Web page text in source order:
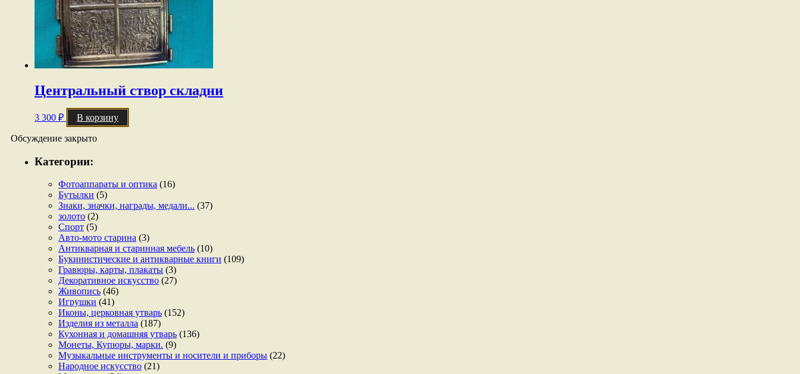
Центральный створ складни
3 300 ₽ В корзину
Обсуждение закрыто
Категории:
Фотоаппараты и оптика (16)
Бутылки (5)
Знаки, значки, награды, медали... (37)
золото (2)
Спорт (5)
Авто-мото старина (3)
Антикварная и старинная мебель (10)
Букинистические и антикварные книги (109)
Гравюры, карты, плакаты (3)
Декоративное искусство (27)
Живопись (46)
Игрушки (41)
Иконы, церковная утварь (152)
Изделия из металла (187)
Кухонная и домашняя утварь (136)
Монеты, Купюры, марки. (9)
Музыкальные инструменты и носители и приборы (22)
Народное искусство (21)